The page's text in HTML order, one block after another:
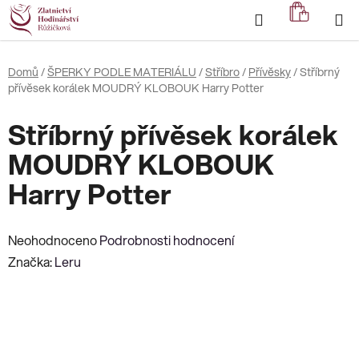
Přejít
na
obsah
Hledat
KOŠÍK
Domů /ŠPERKY PODLE MATERIÁLU /Stříbro/ Přívěsky/Stříbrný
přívěsek korálek MOUDRÝ KLOBOUK Harry Potter
Stříbrný přívěsek korálek
MOUDRÝ KLOBOUK
Harry Potter
Průměrné
hodnocení
NeohodnocenoPodrobnosti hodnocení
Značka:Leru